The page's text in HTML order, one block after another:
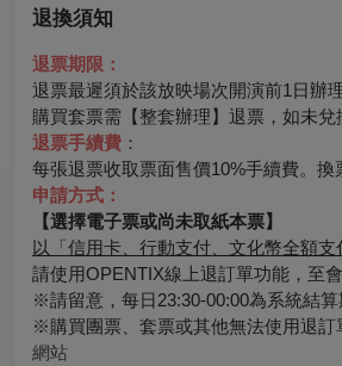
退換須知
退票期限：
退票最遲須於該放映場次開演前1日辦
購買套票需【整套辦理】退票，如未兌
退票手續費 ：
每張退票收取票面售價10%手續費。換
申請方式：
【選擇電子票或尚未取紙本票】
以「信用卡、行動支付、文化幣全額支
請使用OPENTIX線上退訂單功能，至
※請留意，每日23:30-00:00為系統結
※購買團票、套票或其他無法使用退訂
網站